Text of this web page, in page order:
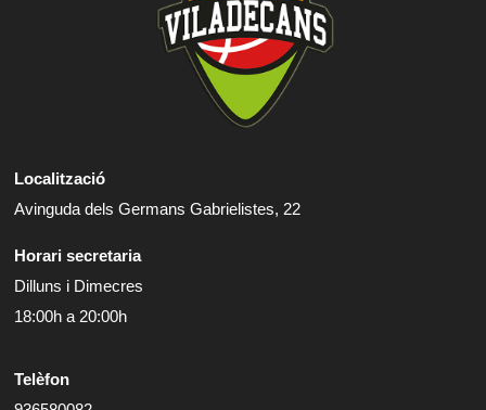
Localització
Avinguda dels Germans Gabrielistes, 22
Horari secretaria
Dilluns i Dimecres
18:00h a 20:00h
Telèfon